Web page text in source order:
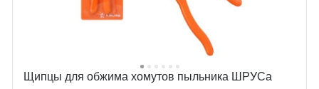
Щипцы для обжима хомутов пыльника ШРУСа